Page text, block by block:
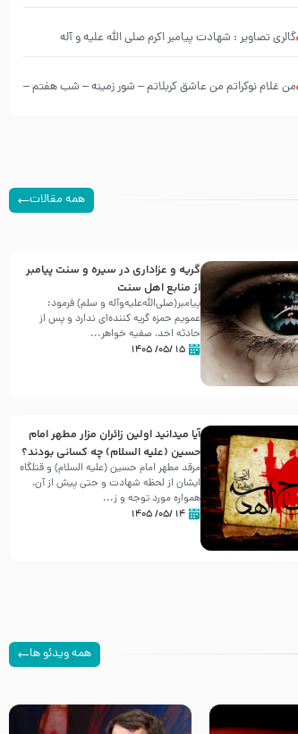
گالری تصاویر : شهادت پیامبر اکرم صلی الله علیه و آله
من غلام نوکراتم من عاشق کربلاتم – شور زمینه – شب هفتم –
همه مقالات
گریه و عزاداری در سیره و سنت پیامبر
از منابع اهل سنت
پیامبر(صلی‌الله‌علیه‌وآله و سلم) فرمود:
عمویم حمزه گریه کننده‌ای ندارد و پس از
حادثه احد، صفیه خواهر...
۱۵ /۰۵/ ۱۴۰۵
آیا میدانید اولین زائران مزار مطهر امام
حسین (علیه السلام) چه کسانی بودند؟
مرقد مطهر امام حسین (علیه السلام) و قتلگاه
ایشان از لحظه شهادت و حتی پیش از آن،
همواره مورد توجه و ز...
۱۴ /۰۵/ ۱۴۰۵
همه ویدئو ها